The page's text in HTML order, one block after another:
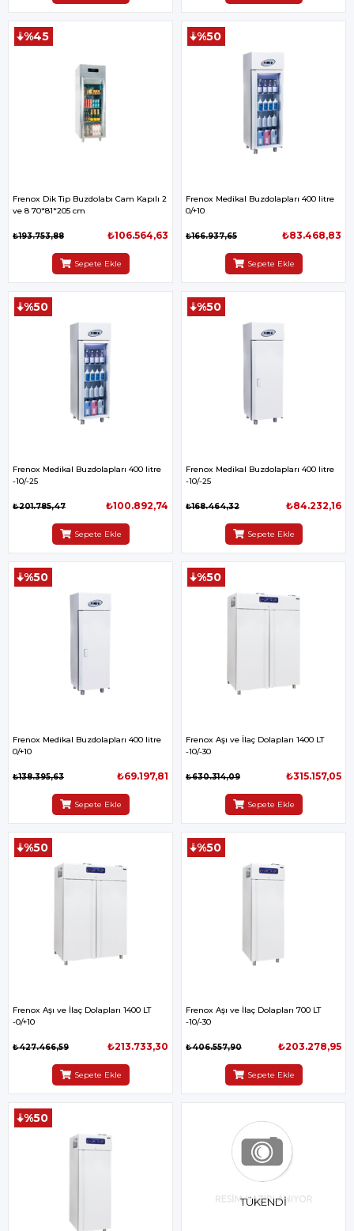
Frenox Dik Tip Buzdolabı Cam Kapılı 2
ve 8 70*81*205 cm
₺106.564,63
₺193.753,88
Sepete Ekle
%45
Frenox Medikal Buzdolapları 400 litre
0/+10
₺83.468,83
₺166.937,65
Sepete Ekle
%50
Frenox Medikal Buzdolapları 400 litre
-10/-25
₺100.892,74
₺201.785,47
Sepete Ekle
%50
Frenox Medikal Buzdolapları 400 litre
-10/-25
₺84.232,16
₺168.464,32
Sepete Ekle
%50
Frenox Medikal Buzdolapları 400 litre
0/+10
₺69.197,81
₺138.395,63
Sepete Ekle
%50
Frenox Aşı ve İlaç Dolapları 1400 LT
-10/-30
₺315.157,05
₺630.314,09
Sepete Ekle
%50
Frenox Aşı ve İlaç Dolapları 1400 LT
-0/+10
₺213.733,30
₺427.466,59
Sepete Ekle
%50
Frenox Aşı ve İlaç Dolapları 700 LT
-10/-30
₺203.278,95
₺406.557,90
Sepete Ekle
%50
%50
TÜKENDI